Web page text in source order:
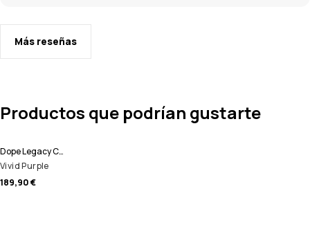
Más reseñas
Productos que podrían gustarte
Dope Legacy Chaqueta Esquí Hombre
Vivid Purple
189,90 €